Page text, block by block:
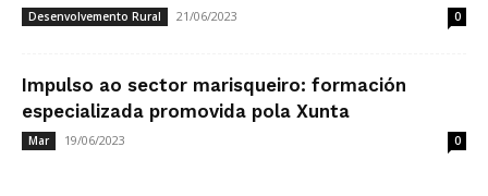
Desenvolvemento Rural 21/06/2023 0
Impulso ao sector marisqueiro: formación
especializada promovida pola Xunta
Mar 19/06/2023 0